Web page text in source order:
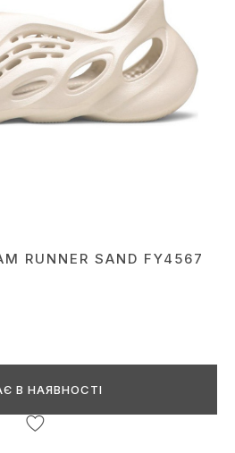
RUNNER SAND FY4567
В НАЯВНОСТІ